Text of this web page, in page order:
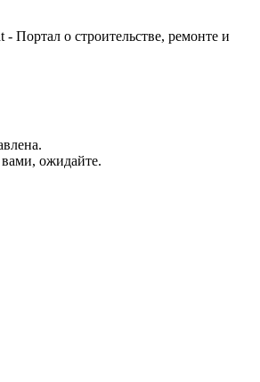
Портал о строительстве, ремонте и
ожидайте.